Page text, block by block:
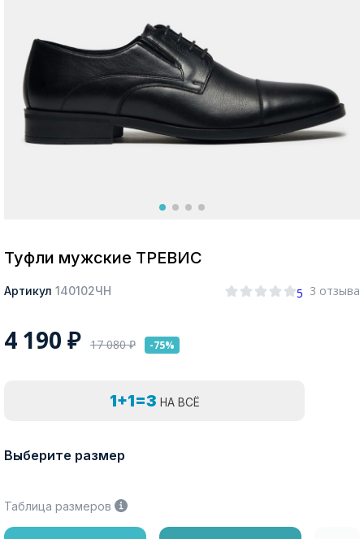
Москва
Туфли мужские ТРЕВИС
Артикул 140102ЧН 5 3 отзыва
4 190 ₽ 17 080₽ -75%
1+1=3 НА ВСЁ
Выберите размер
Таблица размеров